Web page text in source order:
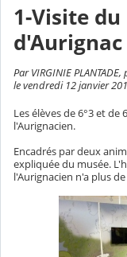
1-Visite
d'Aurignac
Par VIRGINIE
le vendredi 12 janvier
Les élèves de 6°3 et
l'Aurignacien.
Encadrés par deux
expliquée du musée.
l'Aurignacien n'a plus